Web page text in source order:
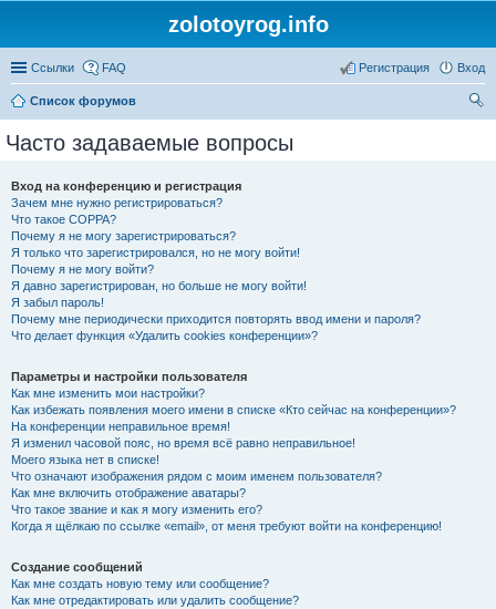
zolotoyrog.info
Ссылки FAQ Вход
Регистрация
Список форумов
Часто задаваемые вопросы
Вход на конференцию и регистрация
Зачем мне нужно регистрироваться?
Что такое COPPA?
Почему я не могу зарегистрироваться?
Я только что зарегистрировался, но не могу войти!
Почему я не могу войти?
Я давно зарегистрирован, но больше не могу войти!
Я забыл пароль!
Почему мне периодически приходится повторять ввод имени и пароля?
Что делает функция «Удалить cookies конференции»?
Параметры и настройки пользователя
Как мне изменить мои настройки?
Как избежать появления моего имени в списке «Кто сейчас на конференции»?
На конференции неправильное время!
Я изменил часовой пояс, но время всё равно неправильное!
Моего языка нет в списке!
Что означают изображения рядом с моим именем пользователя?
Как мне включить отображение аватары?
Что такое звание и как я могу изменить его?
Когда я щёлкаю по ссылке «email», от меня требуют войти на конференцию!
Создание сообщений
Как мне создать новую тему или сообщение?
Как мне отредактировать или удалить сообщение?